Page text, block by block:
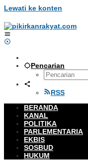
Lewati ke konten
Pencarian
RSS
BERANDA
KANAL
POLITIKA
PARLEMENTARIA
EKBIS
SOSBUD
HUKUM